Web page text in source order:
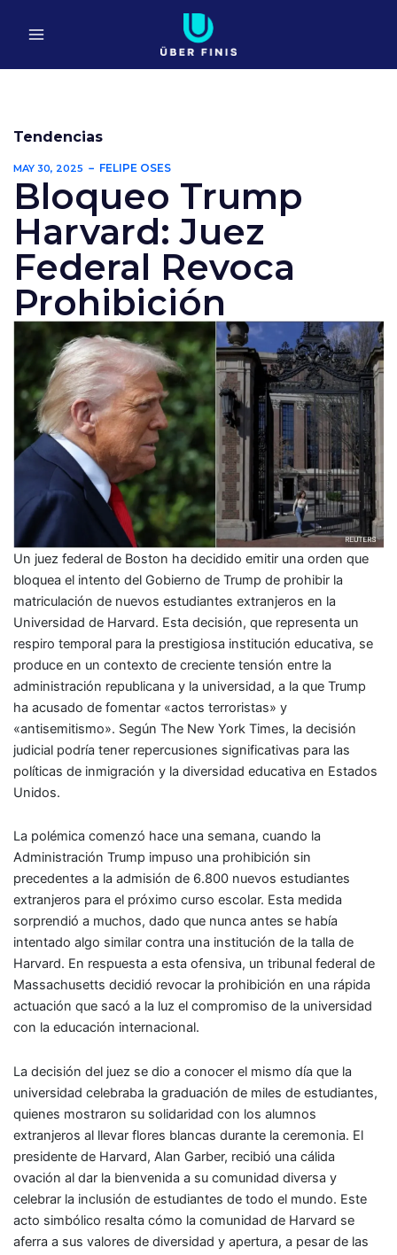
Tendencias
MAY 30, 2025 FELIPE OSES
Bloqueo Trump
Harvard: Juez
Federal Revoca
Prohibición
Un juez federal de Boston ha decidido emitir una orden que
bloquea el intento del Gobierno de Trump de prohibir la
matriculación de nuevos estudiantes extranjeros en la
Universidad de Harvard. Esta decisión, que representa un
respiro temporal para la prestigiosa institución educativa, se
produce en un contexto de creciente tensión entre la
administración republicana y la universidad, a la que Trump
ha acusado de fomentar «actos terroristas» y
«antisemitismo». Según The New York Times, la decisión
judicial podría tener repercusiones significativas para las
políticas de inmigración y la diversidad educativa en Estados
Unidos.
La polémica comenzó hace una semana, cuando la
Administración Trump impuso una prohibición sin
precedentes a la admisión de 6.800 nuevos estudiantes
extranjeros para el próximo curso escolar. Esta medida
sorprendió a muchos, dado que nunca antes se había
intentado algo similar contra una institución de la talla de
Harvard. En respuesta a esta ofensiva, un tribunal federal de
Massachusetts decidió revocar la prohibición en una rápida
actuación que sacó a la luz el compromiso de la universidad
con la educación internacional.
La decisión del juez se dio a conocer el mismo día que la
universidad celebraba la graduación de miles de estudiantes,
quienes mostraron su solidaridad con los alumnos
extranjeros al llevar flores blancas durante la ceremonia. El
presidente de Harvard, Alan Garber, recibió una cálida
ovación al dar la bienvenida a su comunidad diversa y
celebrar la inclusión de estudiantes de todo el mundo. Este
acto simbólico resalta cómo la comunidad de Harvard se
aferra a sus valores de diversidad y apertura, a pesar de las